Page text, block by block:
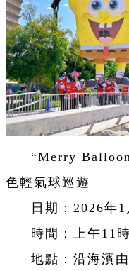
“Merry
色輕氣球巡遊
日期：2026年
時間：上午11
地點：沿海濱